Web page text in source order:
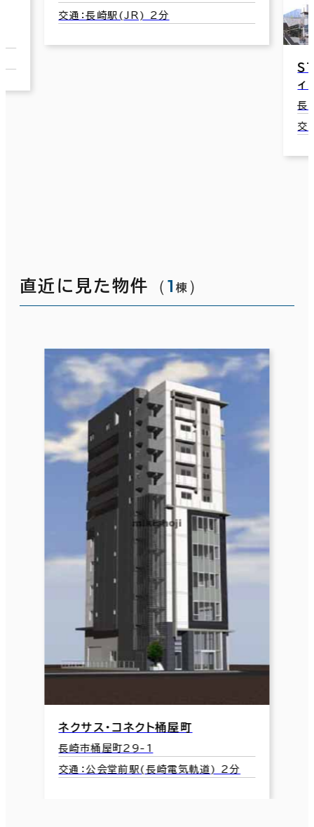
交通：長崎駅(JR) 2分
ＳＴＡ
ィス棟)
長崎市
交通：
直近に見た物件 （1 棟 ）
ネクサス・コネクト桶屋町
長崎市桶屋町29-1
交通：公会堂前駅(長崎電気軌道) 2分